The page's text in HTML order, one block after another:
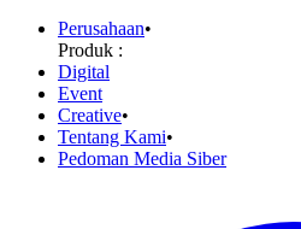
Perusahaan•
Produk :
Digital
Event
Creative•
Tentang Kami•
Pedoman Media Siber